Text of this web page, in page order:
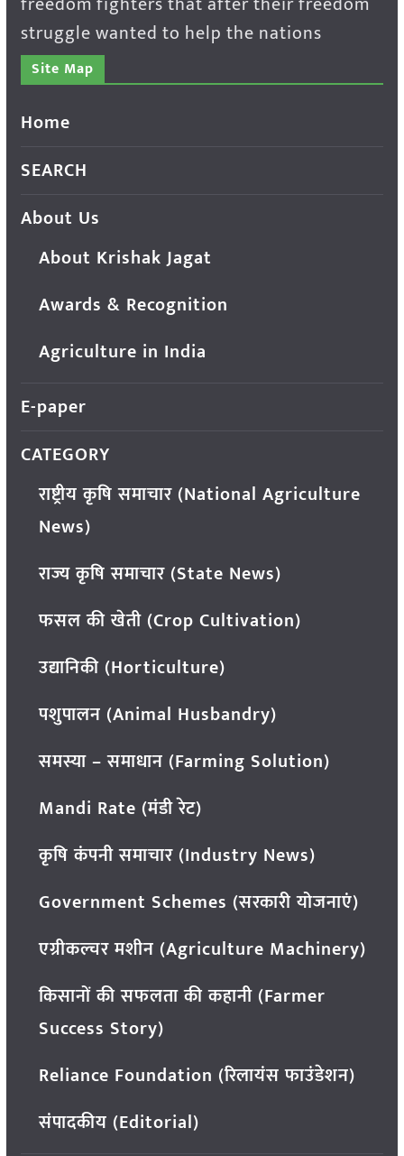
struggle wanted to help the nations
Site Map
Home
SEARCH
About Us
About Krishak Jagat
Awards & Recognition
Agriculture in India
E-paper
CATEGORY
राष्ट्रीय कृषि समाचार (National Agriculture
News)
राज्य कृषि समाचार (State News)
फसल की खेती (Crop Cultivation)
उद्यानिकी (Horticulture)
पशुपालन (Animal Husbandry)
समस्या – समाधान (Farming Solution)
Mandi Rate (मंडी रेट)
कृषि कंपनी समाचार (Industry News)
Government Schemes (सरकारी योजनाएं)
एग्रीकल्चर मशीन (Agriculture Machinery)
किसानों की सफलता की कहानी (Farmer
Success Story)
Reliance Foundation (रिलायंस फाउंडेशन)
संपादकीय (Editorial)